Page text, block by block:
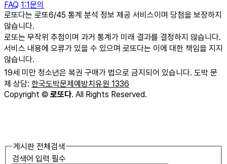
FAQ 1:1문의
로또다는 로또6/45 통계 분석 정보 제공 서비스이며 당첨을 보장하지
않습니다.
로또는 무작위 추첨이며 과거 통계가 미래 결과를 결정하지 않습니다.
서비스 내용에 오류가 있을 수 있으며 로또다는 이에 대한 책임을 지지
않습니다.
19세 미만 청소년은 복권 구매가 법으로 금지되어 있습니다. 도박 문
제 상담: 한국도박문제예방치유원 1336
Copyright © 로또다. All Rights Reserved.
게시판 전체검색
검색어 입력 필수